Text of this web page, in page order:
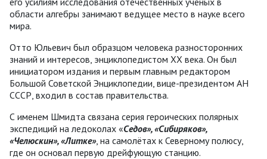
области алгебры занимают ведущее место в науке всего
мира.
Отто Юльевич был образцом человека разносторонних
знаний и интересов, энциклопедистом ХХ века. Он был
инициатором издания и первым главным редактором
Большой Советской Энциклопедии, вице-президентом АН
СССР, входил в состав правительства.
С именем Шмидта связана серия героических полярных
экспедиций на ледоколах «Седов», «Сибиряков»,
«Челюскин»,«Литке», на самолётах к Северному полюсу,
где он основал первую дрейфующую станцию.